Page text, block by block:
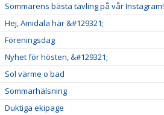
Sommarens bästa tävling på vår Instagram!
Hej, Amidala här &#129321;
Föreningsdag
Nyhet för hösten, &#129321;
Sol värme o bad
Sommarhälsning
Duktiga ekipage